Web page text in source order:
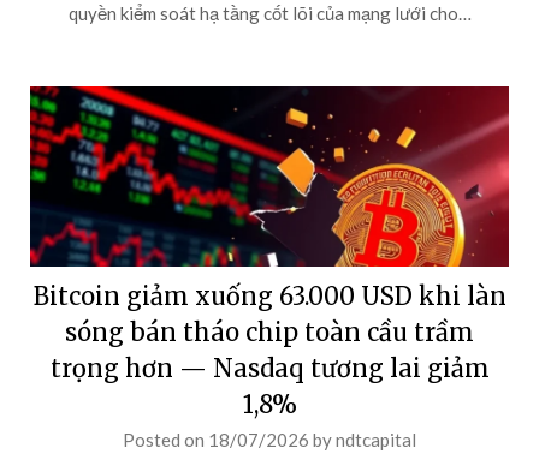
quyền kiểm soát hạ tầng cốt lõi của mạng lưới cho…
Bitcoin giảm xuống 63.000 USD khi làn
sóng bán tháo chip toàn cầu trầm
trọng hơn — Nasdaq tương lai giảm
1,8%
Posted on 18/07/2026 byndtcapital